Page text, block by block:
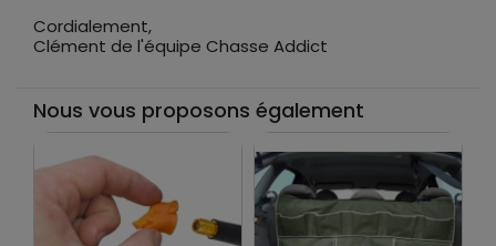
Cordialement,
Clément de l'équipe Chasse Addict
Nous vous proposons également